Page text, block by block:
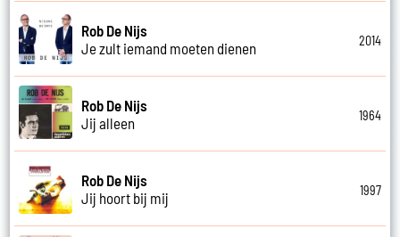
Rob De Nijs
Je zult iemand moeten dienen
2014
Rob De Nijs
Jij alleen
1964
Rob De Nijs
Jij hoort bij mij
1997